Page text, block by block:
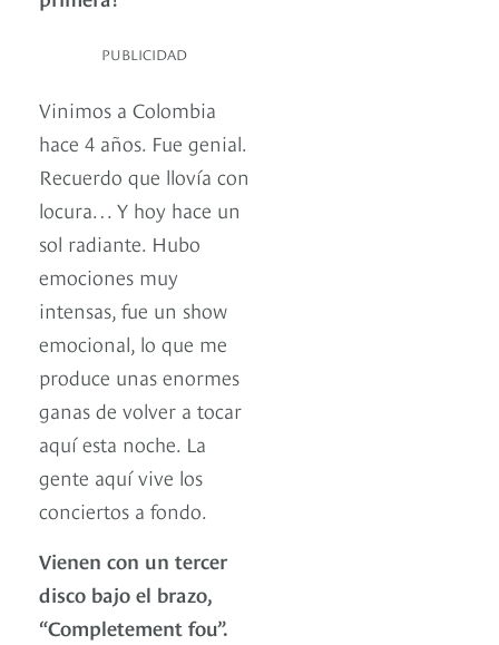
PUBLICIDAD
Vinimos a Colombia
hace 4 años. Fue genial.
Recuerdo que llovía con
locura… Y hoy hace un
sol radiante. Hubo
emociones muy
intensas, fue un show
emocional, lo que me
produce unas enormes
ganas de volver a tocar
aquí esta noche. La
gente aquí vive los
conciertos a fondo.
Vienen con un tercer
disco bajo el brazo,
“Completement fou”.